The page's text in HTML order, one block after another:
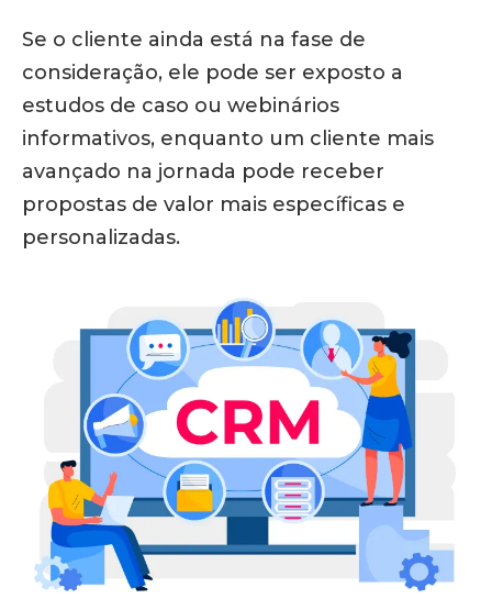
Se o cliente ainda está na fase de
consideração, ele pode ser exposto a
estudos de caso ou webinários
informativos, enquanto um cliente mais
avançado na jornada pode receber
propostas de valor mais específicas e
personalizadas.